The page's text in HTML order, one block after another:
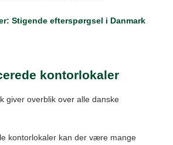
Stigende efterspørgsel i Danmark
kontorlokaler
giver overblik over alle danske
kontorlokaler kan der være mange